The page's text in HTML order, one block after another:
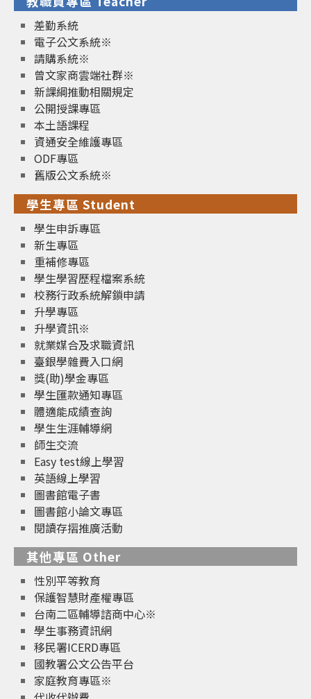
差勤系統
電子公文系統※
請購系統※
曾文家商雲端社群※
新課綱推動相關規定
公開授課專區
本土語課程
資通安全維護專區
ODF專區
舊版公文系統※
學生專區 Student
學生申訴專區
新生專區
重補修專區
學生學習歷程檔案系統
校務行政系統解鎖申請
升學專區
升學資訊※
就業媒合及求職資訊
臺銀學雜費入口網
獎(助)學金專區
學生匯款通知專區
體適能成績查詢
學生生涯輔導網
師生交流
Easy test線上學習
英語線上學習
圖書館電子書
圖書館小論文專區
閱讀存摺推廣活動
其他專區 Other
性別平等教育
保護智慧財產權專區
台南二區輔導諮商中心※
學生事務資訊網
移民署ICERD專區
國教署公文公告平台
家庭教育專區※